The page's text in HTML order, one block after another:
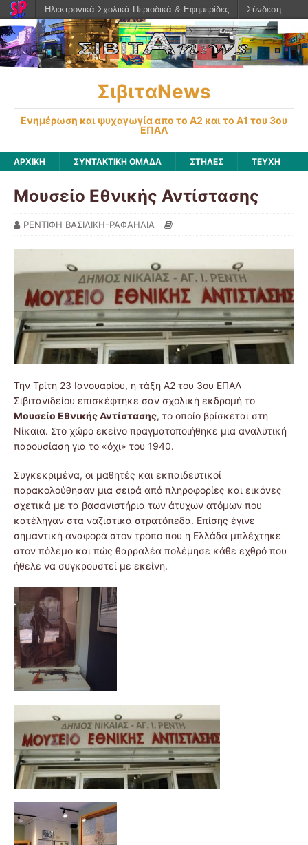
ΣιβιταNews
Ενημέρωση και ψυχαγωγία απο το Α2 και το Α1 του 3ου
ΕΠΑΛ
ΑΡΧΙΚΉ ΣΥΝΤΑΚΤΙΚΗ ΟΜΑΔΑ ΣΤΗΛΕΣ ΤΕΥΧΗ
Μουσείο Εθνικής Αντίστασης
ΡΕΝΤΙΦΗ ΒΑΣΙΛΙΚΗ-ΡΑΦΑΗΛΙΑ
Την Τρίτη 23 Ιανουαρίου, η τάξη Α2 του 3ου ΕΠΑΛ
Σιβιτανιδείου επισκέφτηκε σαν σχολική εκδρομή το
Μουσείο Εθνικής Αντίστασης, το οποίο βρίσκεται στη
Νίκαια. Στο χώρο εκείνο πραγματοποιήθηκε μια αναλυτική
παρουσίαση για το «όχι» του 1940.
Συγκεκριμένα, οι μαθητές και εκπαιδευτικοί
παρακολούθησαν μια σειρά από πληροφορίες και εικόνες
σχετικά με τα βασανιστήρια των άτυχων ατόμων που
κατέληγαν στα ναζιστικά στρατόπεδα. Επίσης έγινε
σημαντική αναφορά στον τρόπο που η Ελλάδα μπλέχτηκε
στον πόλεμο και πώς θαρραλέα πολέμησε κάθε εχθρό που
ήθελε να συγκρουστεί με εκείνη.
Ηλεκτρονικά Σχολικά Περιοδικά & Εφημερίδες Σύνδεση